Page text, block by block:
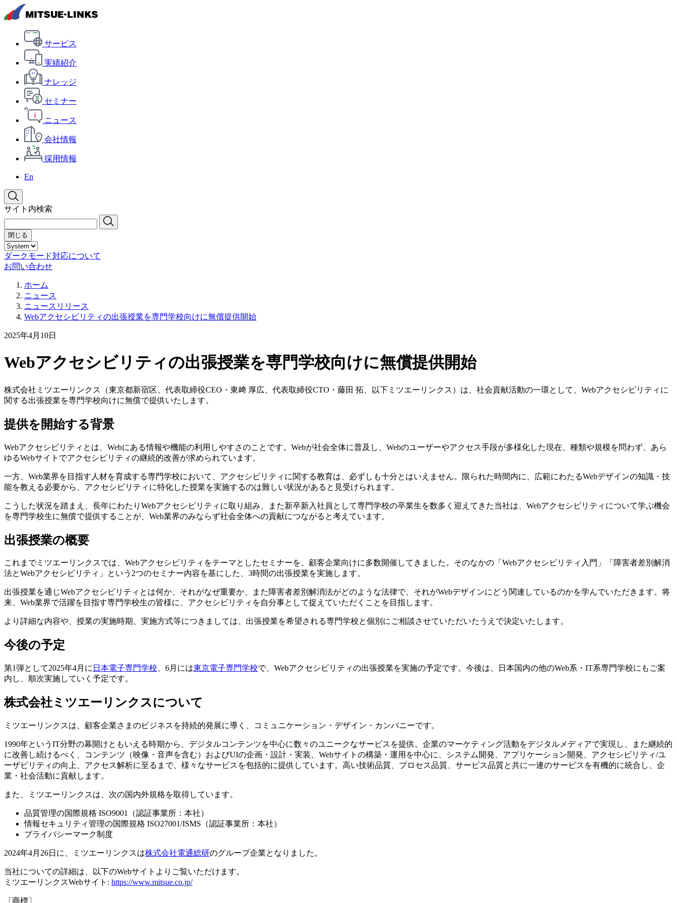
サービス
実績紹介
ナレッジ
セミナー
ニュース
会社情報
採用情報
En
サイト内検索
閉じる
ダークモード対応について
お問い合わせ
ホーム
ニュース
ニュースリリース
Webアクセシビリティの出張授業を専門学校向けに無償提供開始
2025年4月10日
Webアクセシビリティの出張授業を専門学校向けに無償提供開始
株式会社ミツエーリンクス（東京都新宿区、代表取締役CEO・東﨑 厚広、代表取締役CTO・藤田 拓、以下ミツエーリンクス）は、社会貢献活動の一環として、Webアクセシビリティに
関する出張授業を専門学校向けに無償で提供いたします。
提供を開始する背景
Webアクセシビリティとは、Webにある情報や機能の利用しやすさのことです。Webが社会全体に普及し、Webのユーザーやアクセス手段が多様化した現在、種類や規模を問わず、あら
ゆるWebサイトでアクセシビリティの継続的改善が求められています。
一方、Web業界を目指す人材を育成する専門学校において、アクセシビリティに関する教育は、必ずしも十分とはいえません。限られた時間内に、広範にわたるWebデザインの知識・技
能を教える必要から、アクセシビリティに特化した授業を実施するのは難しい状況があると見受けられます。
こうした状況を踏まえ、長年にわたりWebアクセシビリティに取り組み、また新卒新入社員として専門学校の卒業生を数多く迎えてきた当社は、Webアクセシビリティについて学ぶ機会
を専門学校生に無償で提供することが、Web業界のみならず社会全体への貢献につながると考えています。
出張授業の概要
これまでミツエーリンクスでは、Webアクセシビリティをテーマとしたセミナーを、顧客企業向けに多数開催してきました。そのなかの「Webアクセシビリティ入門」「障害者差別解消
法とWebアクセシビリティ」という2つのセミナー内容を基にした、3時間の出張授業を実施します。
出張授業を通じWebアクセシビリティとは何か、それがなぜ重要か、また障害者差別解消法がどのような法律で、それがWebデザインにどう関連しているのかを学んでいただきます。将
来、Web業界で活躍を目指す専門学校生の皆様に、アクセシビリティを自分事として捉えていただくことを目指します。
より詳細な内容や、授業の実施時期、実施方式等につきましては、出張授業を希望される専門学校と個別にご相談させていただいたうえで決定いたします。
今後の予定
第1弾として2025年4月に 日本電子専門学校 、6月には東京電子専門学校で、Webアクセシビリティの出張授業を実施の予定です。今後は、日本国内の他のWeb系・IT系専門学校にもご案
内し、順次実施していく予定です。
株式会社ミツエーリンクスについて
ミツエーリンクスは、顧客企業さまのビジネスを持続的発展に導く、コミュニケーション・デザイン・カンパニーです。
1990年というIT分野の幕開けともいえる時期から、デジタルコンテンツを中心に数々のユニークなサービスを提供。企業のマーケティング活動をデジタルメディアで実現し、また継続的
に改善し続けるべく、コンテンツ（映像・音声を含む）およびUIの企画・設計・実装、Webサイトの構築・運用を中心に、システム開発、アプリケーション開発、アクセシビリティ/ユ
ーザビリティの向上、アクセス解析に至るまで、様々なサービスを包括的に提供しています。高い技術品質、プロセス品質、サービス品質と共に一連のサービスを有機的に統合し、企
業・社会活動に貢献します。
また、ミツエーリンクスは、次の国内外規格を取得しています。
品質管理の国際規格 ISO9001（認証事業所：本社）
情報セキュリティ管理の国際規格 ISO27001/ISMS（認証事業所：本社）
プライバシーマーク制度
2024年4月26日に、ミツエーリンクスは株式会社電通総研のグループ企業となりました。
当社についての詳細は、以下のWebサイトよりご覧いただけます。
ミツエーリンクスWebサイト: https://www.mitsue.co.jp/
〔商標〕